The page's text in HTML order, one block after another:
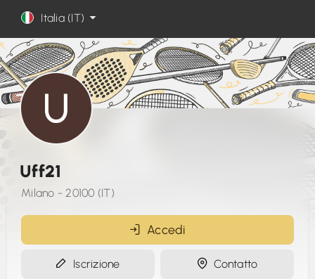
Italia (IT)
Uff21
Milano - 20100 (IT)
Accedi
Iscrizione Contatto